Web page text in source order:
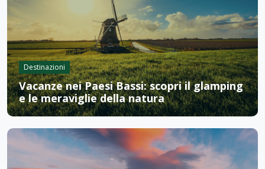
Destinazioni
Vacanze nei Paesi Bassi: scopri il glamping
e le meraviglie della natura